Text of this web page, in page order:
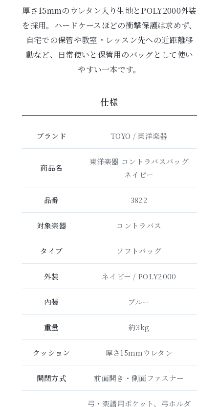
厚さ15mmのウレタン入り生地とPOLY2000外装
を採用。ハードケースほどの衝撃保護は求めず、
自宅での保管や教室・レッスン先への近距離移
動など、日常使いと保管用のバッグとして使い
やすい一本です。
仕様
ブランド TOYO / 東洋楽器
商品名
東洋楽器 コントラバスバッグ
ネイビー
品番 3822
対象楽器 コントラバス
タイプ ソフトバッグ
外装 ネイビー / POLY2000
内装 ブルー
重量 約3kg
クッション 厚さ15mmウレタン
開閉方式 前面開き・側面ファスナー
弓・楽譜用ポケット、弓ホルダ